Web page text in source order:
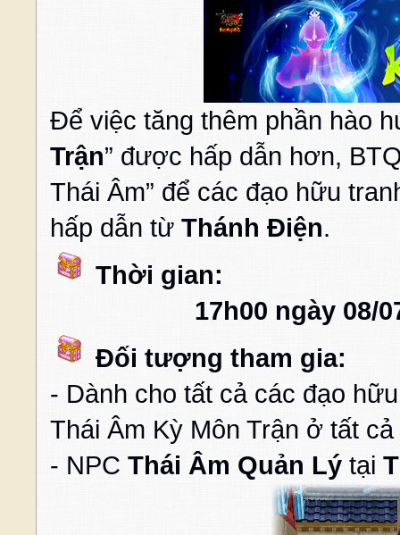
Để việc tăng thêm phần hào
Trận” được hấp dẫn hơn,
Thái Âm” để các đạo hữu
hấp dẫn từ Thánh Điện.
Thời gian:
17h00 ngày 08/
Đối tượng tham gia:
- Dành cho tất cả các đạo
Thái Âm Kỳ Môn Trận ở tất
- NPC Thái Âm Quản Lý tại